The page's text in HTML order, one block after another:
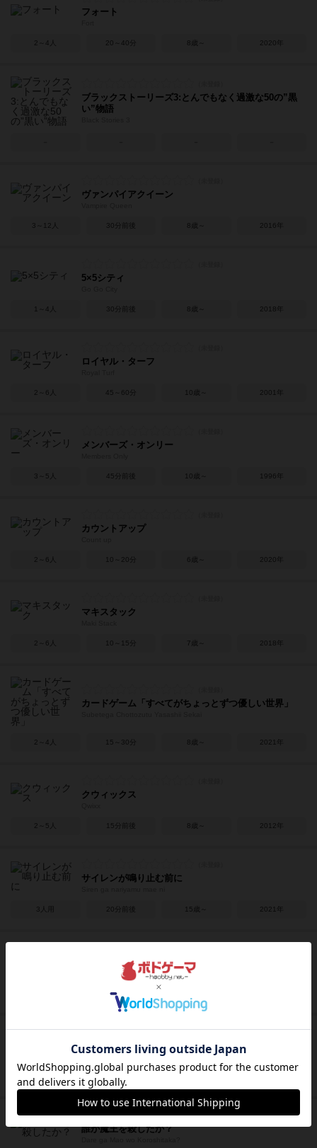
フォート
2～4人 20～40分 8歳～ 2020年
ブラックストーリーズ3:とんでもなく過激な50の”黒
い”物語
ヴァンパイアクイーン
3～12人 30分前後 8歳～ 2016年
5×5シティ
1～4人 30分前後 8歳～ 2018年
ロイヤル・ターフ
2～6人 45～60分 10歳～ 2001年
メンバーズ・オンリー
3～5人 45分前後 10歳～ 1996年
カウントアップ
2～6人 10～20分 6歳～ 2020年
マキスタック
2～6人 10～15分 7歳～ 2018年
カードゲーム「すべてがちょっとずつ優しい世界」
2～4人 15～30分 8歳～ 2021年
クウィックス
2～5人 15分前後 8歳～ 2012年
サイレンが鳴り止む前に
3人用 20分前後 15歳～ 2021年
死ねない彼女の５６４かた
Shinenai kanojyo no koroshikata
180分前後
黒猫館の夜
60分前後
誰が魔王を殺したか？